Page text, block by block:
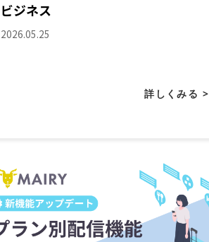
ビジネス
2026.05.25
詳しくみる >